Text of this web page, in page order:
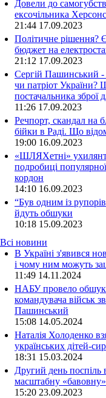
Довели до
ексочільника
21:44 17.09.2023
Політичне рішення?
бюджет на
21:12 17.09.2023
Сергій Пашинський -
чи патріот України?
постачальника зброї
11:26 17.09.2023
Речпорт, скандал на
бійки в Раді. Що
19:00 16.09.2023
«ШЛЯХетні»
подробиці
кордон
14:10 16.09.2023
“Був одним із
йдуть обшуки
10:18 15.09.2023
Всі новини
В Україні з'явився
і чому ним можуть
11:49 14.11.2024
НАБУ провело
командувача військ
Пашинський
15:08 14.05.2024
Наталія Холоденко
українських дітей-
18:31 15.03.2024
Другий день поспіль
масштабну
15:20 23.09.2023